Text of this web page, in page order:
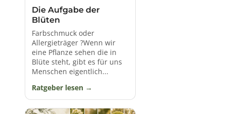
typischen Form zu halten.
Die Aufgabe der
Blüten
Farbschmuck oder
Allergieträger ?Wenn wir
eine Pflanze sehen die in
Blüte steht, gibt es für uns
Menschen eigentlich...
Ratgeber lesen